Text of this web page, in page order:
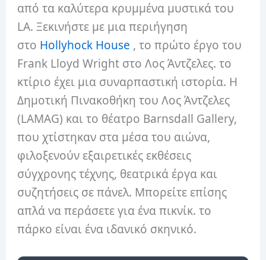
από τα καλύτερα κρυμμένα μυστικά του
LA. Ξεκινήστε με μια περιήγηση
στο Hollyhock House , το πρώτο έργο του
Frank Lloyd Wright στο Λος Άντζελες. το
κτίριο έχει μια συναρπαστική ιστορία. Η
Δημοτική Πινακοθήκη του Λος Άντζελες
(LAMAG) και το θέατρο Barnsdall Gallery,
που χτίστηκαν στα μέσα του αιώνα,
φιλοξενούν εξαιρετικές εκθέσεις
σύγχρονης τέχνης, θεατρικά έργα και
συζητήσεις σε πάνελ. Μπορείτε επίσης
απλά να περάσετε για ένα πικνίκ. το
πάρκο είναι ένα ιδανικό σκηνικό.